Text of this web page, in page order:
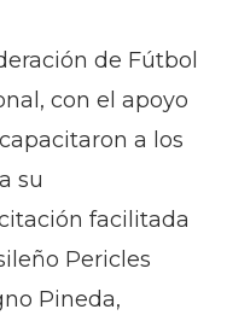
de Fútbol
con el apoyo
a los
su
facilitada
Pericles
Pineda,